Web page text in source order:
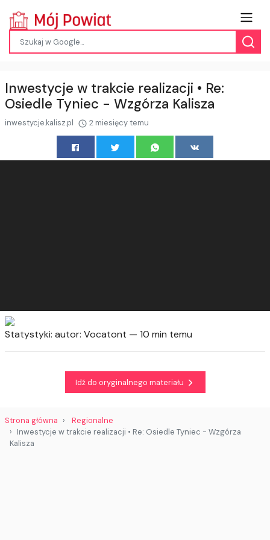
Inwestycje w trakcie realizacji • Re:
Osiedle Tyniec - Wzgórza Kalisza
inwestycje.kalisz.pl 2 miesięcy temu
Statystyki: autor: Vocatont — 10 min temu
Idź do oryginalnego materiału
Strona główna
Regionalne
Inwestycje w trakcie realizacji • Re: Osiedle Tyniec - Wzgórza
Kalisza